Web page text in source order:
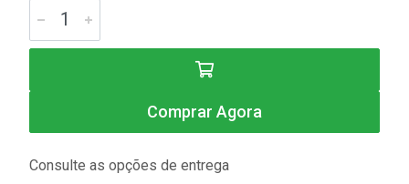
Comprar Agora
Consulte as opções de entrega